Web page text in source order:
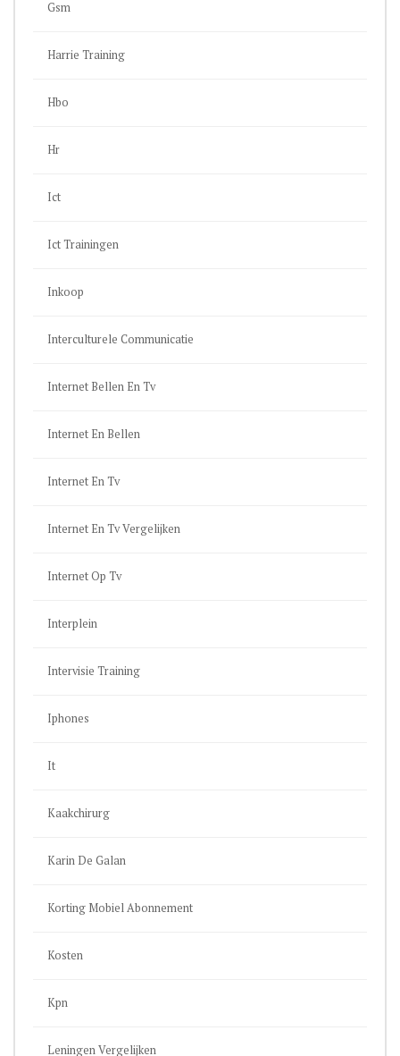
Gsm
Harrie Training
Hbo
Hr
Ict
Ict Trainingen
Inkoop
Interculturele Communicatie
Internet Bellen En Tv
Internet En Bellen
Internet En Tv
Internet En Tv Vergelijken
Internet Op Tv
Interplein
Intervisie Training
Iphones
It
Kaakchirurg
Karin De Galan
Korting Mobiel Abonnement
Kosten
Kpn
Leningen Vergelijken